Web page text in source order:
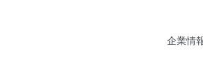
企業情